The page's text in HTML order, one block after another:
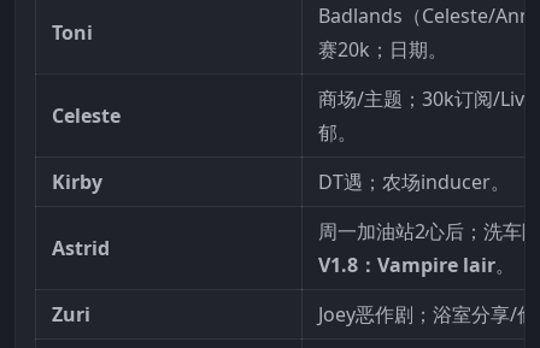
Toni
Badlands（Celeste/
赛20k；日期。
Celeste
商场/主题；30k订阅/
郁。
Kirby
DT遇；农场inducer。
Astrid
周一加油站2心后；洗车
V1.8：Vampire lair。
Zuri
Joey恶作剧；浴室分享/